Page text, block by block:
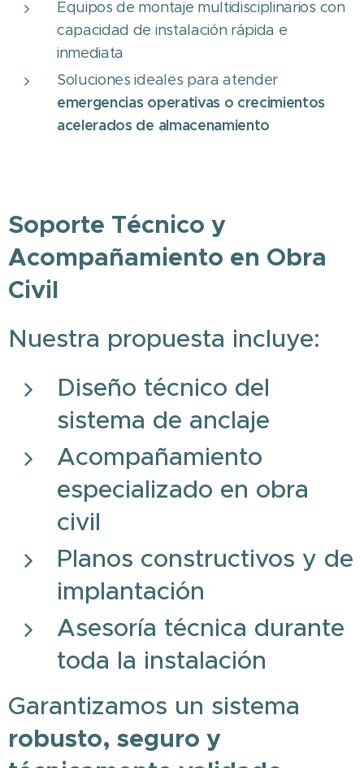
Equipos de montaje multidisciplinarios con
capacidad de instalación rápida e
inmediata
Soluciones ideales para atender
emergencias operativas o crecimientos
acelerados de almacenamiento
Soporte Técnico y
Acompañamiento en Obra
Civil
Nuestra propuesta incluye:
Diseño técnico del
sistema de anclaje
Acompañamiento
especializado en obra
civil
Planos constructivos y de
implantación
Asesoría técnica durante
toda la instalación
Garantizamos un sistema
robusto, seguro y